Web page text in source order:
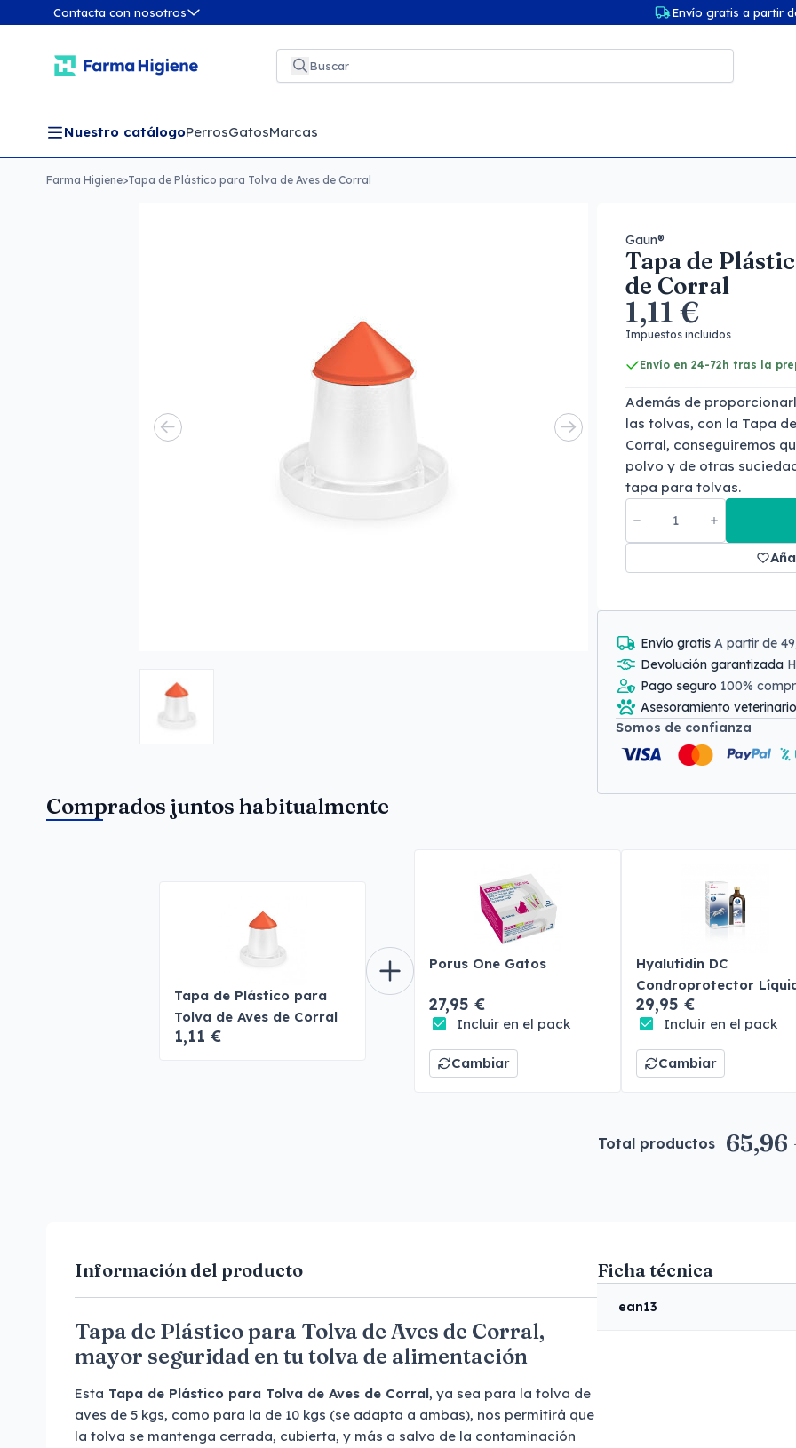
Contacta con nosotros Envío gratis a partir
Nuestro catálogoPerrosGatosMarcas
Farma Higiene>Tapa de Plástico para Tolva de Aves de Corral
Gaun®
Tapa de
de Corral
1,11 €
Impuestos incluidos
Envío en 24-72h tras la
Además de
las tolvas, con la Tapa
Corral, conseguiremos
polvo y de otras
tapa para tolvas.
Envío gratis A partir de
Devolución garantizada
Pago seguro 100%
Asesoramiento
Somos de confianza
Comprados juntos habitualmente
Tapa de Plástico para
Tolva de Aves de Corral
1,11 €
Porus One Gatos
27,95 €
Incluir en el pack
Cambiar
Hyalutidin DC
Condroprotector
Perros y Gatos
29,95 €
Incluir en el pack
Cambiar
Total productos 65,96
Información del producto
Tapa de Plástico para Tolva de Aves de Corral,
mayor seguridad en tu tolva de alimentación
Esta Tapa de Plástico para Tolva de Aves de Corral, ya sea para la tolva de
aves de 5 kgs, como para la de 10 kgs (se adapta a ambas), nos permitirá que
la tolva se mantenga cerrada, cubierta, y más a salvo de la contaminación
Ficha técnica
ean13